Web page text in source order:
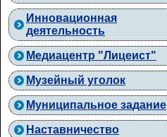
Инновационная
деятельность
Медиацентр "Лицеист"
Музейный уголок
Муниципальное задание
Наставничество